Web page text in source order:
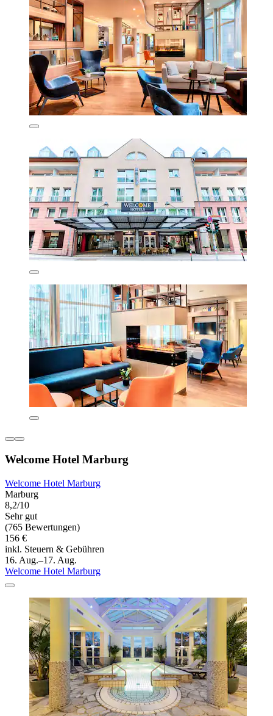
Welcome Hotel Marburg
Welcome Hotel Marburg
Marburg
8,2/10
Sehr gut
(765 Bewertungen)
156 €
inkl. Steuern & Gebühren
16. Aug.–17. Aug.
Welcome Hotel Marburg